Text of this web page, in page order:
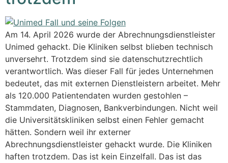
Am 14. April 2026 wurde der Abrechnungsdienstleister
Unimed gehackt. Die Kliniken selbst blieben technisch
unversehrt. Trotzdem sind sie datenschutzrechtlich
verantwortlich. Was dieser Fall für jedes Unternehmen
bedeutet, das mit externen Dienstleistern arbeitet. Mehr
als 120.000 Patientendaten wurden gestohlen –
Stammdaten, Diagnosen, Bankverbindungen. Nicht weil
die Universitätskliniken selbst einen Fehler gemacht
hätten. Sondern weil ihr externer
Abrechnungsdienstleister gehackt wurde. Die Kliniken
haften trotzdem. Das ist kein Einzelfall. Das ist das